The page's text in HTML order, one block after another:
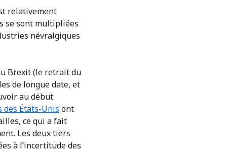
relativement
se sont multipliées
névralgiques
Brexit (le retrait du
de longue date, et
au début
États-Unis ont
ce qui a fait
Les deux tiers
à l’incertitude des